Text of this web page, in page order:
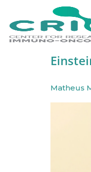
Matheus